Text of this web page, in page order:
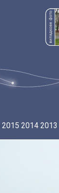
2015 2014 2013